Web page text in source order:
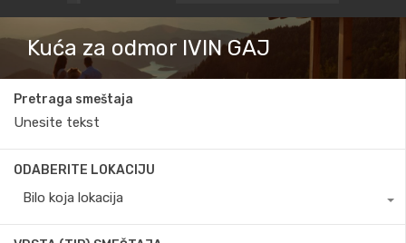
Kuća za odmor IVIN GAJ
Pretraga smeštaja
ODABERITE LOKACIJU
Bilo koja lokacija